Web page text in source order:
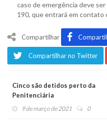
caso de emergência deve
190, que entrará em contato
Compartilhar
Compartilhar no Twitter
Cinco são detidos perto da
Penitenciária
9 de março de 2021 0